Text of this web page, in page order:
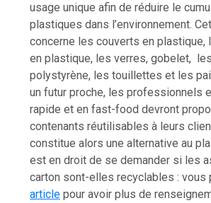
usage unique afin de réduire le
plastiques dans l’environnement.
concerne les couverts en
en plastique, les verres, gobelet,
polystyrène, les touillettes et les
un futur proche, les professionnels
rapide et en fast-food devront
contenants réutilisables à leurs
constitue alors une alternative au
est en droit de se demander si les
carton sont-elles recyclables : vous
article pour avoir plus de